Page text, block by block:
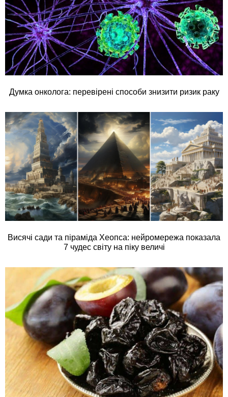
Думка онколога: перевірені способи знизити ризик раку
Висячі сади та піраміда Хеопса: нейромережа показала
7 чудес світу на піку величі